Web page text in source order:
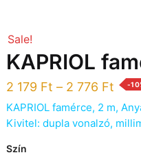
Sale!
KAPRIOL
2 179 Ft – 2 776 Ft -
KAPRIOL famérce, 2 m,
Kivitel: dupla vonalzó,
Szín